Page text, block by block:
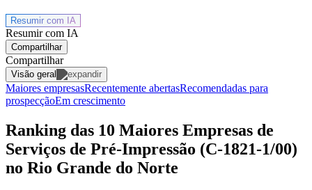
Resumir com IA
Resumir com IA
Compartilhar
Compartilhar
Visão geral
Maiores empresasRecentemente abertasRecomendadas para
prospecçãoEm crescimento
Ranking das 10 Maiores Empresas de
Serviços de Pré-Impressão (C-1821-1/00)
no Rio Grande do Norte